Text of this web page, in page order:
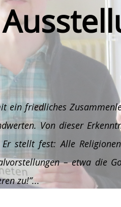
ein friedliches
Von dieser
stellt fest: Alle
– etwa die
zu!”...